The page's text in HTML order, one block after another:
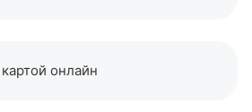
онлайн